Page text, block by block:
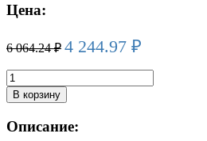
Цена:
6 064.24₽ 4 244.97 ₽
Количество
товара
BOUCHERON
QUATRE
edp
В корзину
Описание: